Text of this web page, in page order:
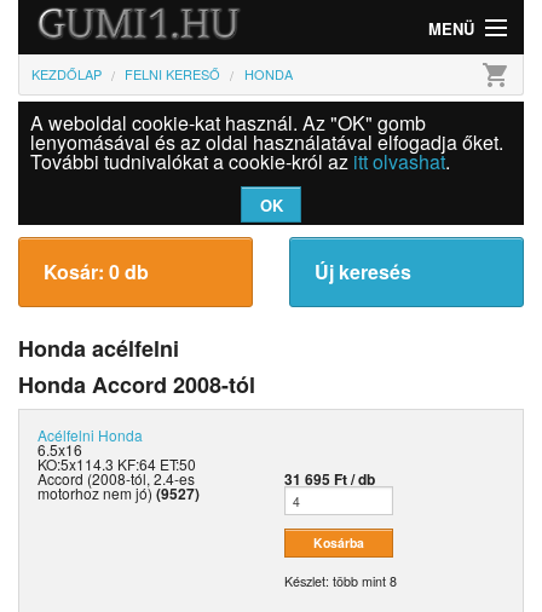
MENÜ
Gumi
Felni
Bejelentkezés
KEZDŐLAP FELNI KERESŐ HONDA shopping_cart
A weboldal cookie-kat használ. Az "OK" gomb
lenyomásával és az oldal használatával elfogadja őket.
További tudnivalókat a cookie-król az itt olvashat.
OK
Kosár: 0 db Új keresés
Honda acélfelni
Honda Accord 2008-tól
Acélfelni Honda
6.5x16
KO:5x114.3 KF:64 ET:50
Accord (2008-tól, 2.4-es
motorhoz nem jó) (9527)
31 695 Ft / db
Készlet: több mint 8